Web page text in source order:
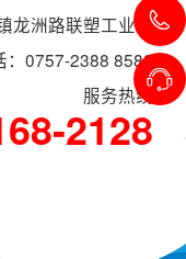
龙洲路联塑工业村
：0757-2388 8588
服务热线
2128